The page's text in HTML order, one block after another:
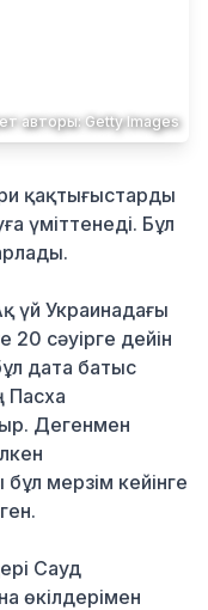
авторы: Getty Images
қақтығыстарды
үміттенеді. Бұл
үй Украинадағы
20 сәуірге дейін
дата батыс
Пасха
Дегенмен
мерзім кейінге
Сауд
өкілдерімен